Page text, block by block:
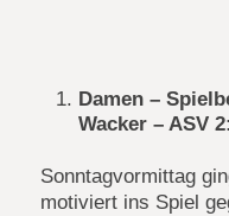
Damen –
Wacker – ASV
Sonntagvormittag
motiviert ins Spiel